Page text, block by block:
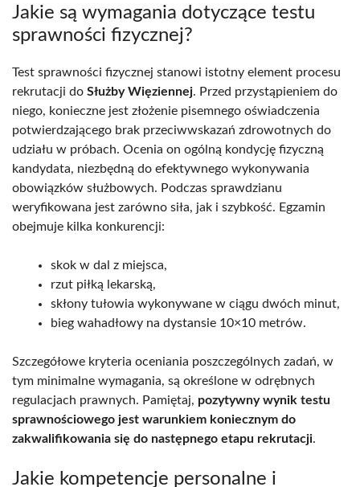
Jakie są wymagania dotyczące testu
sprawności fizycznej?
Test sprawności fizycznej stanowi istotny element procesu
rekrutacji do Służby Więziennej. Przed przystąpieniem do
niego, konieczne jest złożenie pisemnego oświadczenia
potwierdzającego brak przeciwwskazań zdrowotnych do
udziału w próbach. Ocenia on ogólną kondycję fizyczną
kandydata, niezbędną do efektywnego wykonywania
obowiązków służbowych. Podczas sprawdzianu
weryfikowana jest zarówno siła, jak i szybkość. Egzamin
obejmuje kilka konkurencji:
skok w dal z miejsca,
rzut piłką lekarską,
skłony tułowia wykonywane w ciągu dwóch minut,
bieg wahadłowy na dystansie 10×10 metrów.
Szczegółowe kryteria oceniania poszczególnych zadań, w
tym minimalne wymagania, są określone w odrębnych
regulacjach prawnych. Pamiętaj, pozytywny wynik testu
sprawnościowego jest warunkiem koniecznym do
zakwalifikowania się do następnego etapu rekrutacji.
Jakie kompetencje personalne i